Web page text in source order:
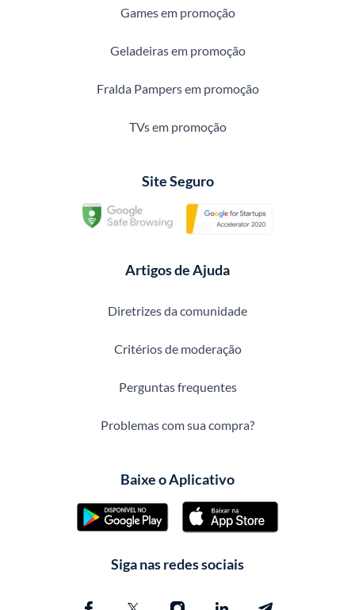
Games em promoção
Geladeiras em promoção
Fralda Pampers em promoção
TVs em promoção
Site Seguro
Artigos de Ajuda
Diretrizes da comunidade
Critérios de moderação
Perguntas frequentes
Problemas com sua compra?
Baixe o Aplicativo
Siga nas redes sociais